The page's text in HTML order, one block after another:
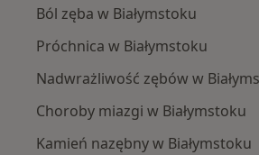
Ból zęba w Białymstoku
Próchnica w Białymstoku
Nadwrażliwość zębów w
Choroby miazgi w Białymstoku
Kamień nazębny w Białymstoku